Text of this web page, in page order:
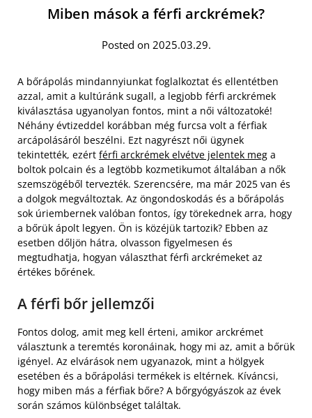
Miben mások a férfi arckrémek?
Posted on 2025.03.29.
A bőrápolás mindannyiunkat foglalkoztat és ellentétben
azzal, amit a kultúránk sugall, a legjobb férfi arckrémek
kiválasztása ugyanolyan fontos, mint a női változatoké!
Néhány évtizeddel korábban még furcsa volt a férfiak
arcápolásáról beszélni. Ezt nagyrészt női ügynek
tekintették, ezért férfi arckrémek elvétve jelentek meg a
boltok polcain és a legtöbb kozmetikumot általában a nők
szemszögéből tervezték. Szerencsére, ma már 2025 van és
a dolgok megváltoztak. Az öngondoskodás és a bőrápolás
sok úriembernek valóban fontos, így törekednek arra, hogy
a bőrük ápolt legyen. Ön is közéjük tartozik? Ebben az
esetben dőljön hátra, olvasson figyelmesen és
megtudhatja, hogyan választhat férfi arckrémeket az
értékes bőrének.
A férfi bőr jellemzői
Fontos dolog, amit meg kell érteni, amikor arckrémet
választunk a teremtés koronáinak, hogy mi az, amit a bőrük
igényel. Az elvárások nem ugyanazok, mint a hölgyek
esetében és a bőrápolási termékek is eltérnek. Kíváncsi,
hogy miben más a férfiak bőre? A bőrgyógyászok az évek
során számos különbséget találtak.